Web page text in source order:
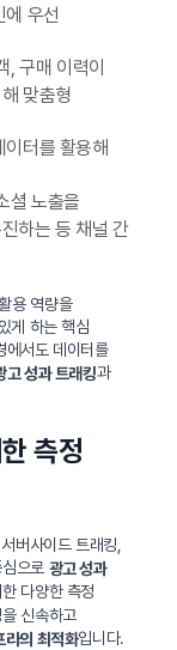
우선
구매 이력이
맞춤형
터를 활용해
셜 노출을
하는 등 채널 간
용 역량을
게 하는 핵심
에서도 데이터를
고 성과 트래킹과
측정
버사이드 트래킹,
으로 광고 성과
다양한 측정
신속하고
라의 최적화입니다.